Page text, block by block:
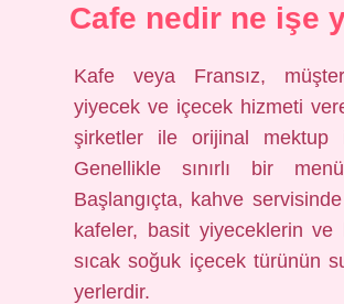
Cafe nedir ne işe
Kafe veya Fransız,
yiyecek ve içecek hizmeti
şirketler ile orijinal mektup
Genellikle sınırlı bir
Başlangıçta, kahve
kafeler, basit yiyeceklerin ve
sıcak soğuk içecek türünün
yerlerdir.